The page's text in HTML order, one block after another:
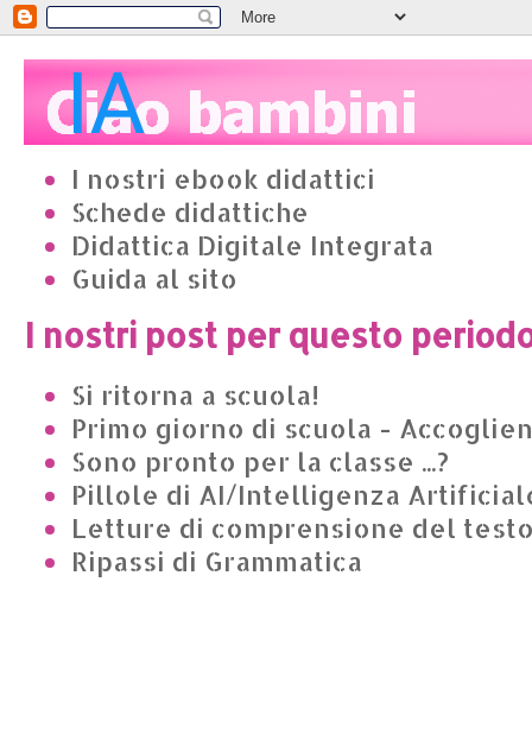
I nostri ebook didattici
Schede didattiche
Didattica Digitale Integrata
Guida al sito
I nostri post per questo
Si ritorna a scuola!
Primo giorno di scuola -
Sono pronto per la classe ...?
Pillole di AI/Intelligenza
Letture di comprensione del
Ripassi di Grammatica